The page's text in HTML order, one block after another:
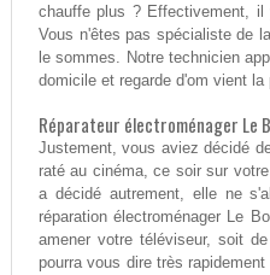
chauffe plus ? Effectivement,
Vous n'êtes pas spécialiste de
le sommes. Notre technicien
domicile et regarde d'om vient la
Réparateur électroménager Le
Justement, vous aviez décidé
raté au cinéma, ce soir sur
a décidé autrement, elle ne
réparation électroménager Le
amener votre téléviseur, soit
pourra vous dire très